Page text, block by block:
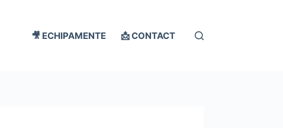
🎥 ECHIPAMENTE 📩 CONTACT